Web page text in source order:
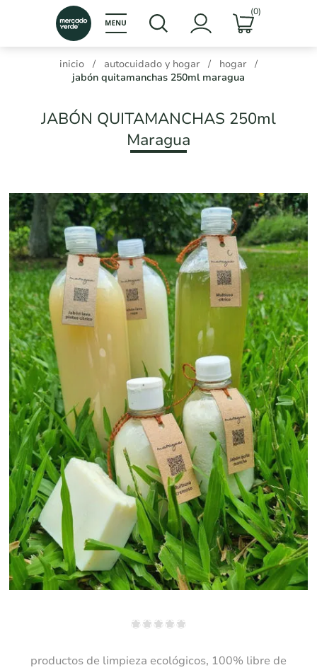
(0)
inicio / autocuidado y hogar / hogar
/
jabón quitamanchas 250ml maragua
JABÓN QUITAMANCHAS 250ml
Maragua
productos de limpieza ecológicos, 100% libre de